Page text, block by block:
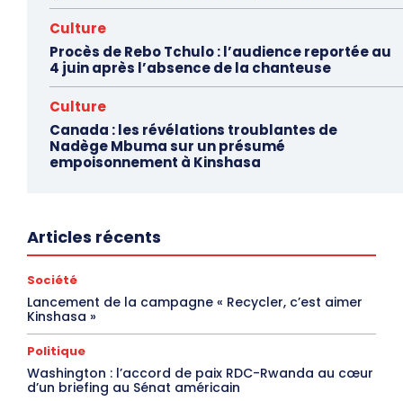
Culture
Procès de Rebo Tchulo : l’audience reportée au
4 juin après l’absence de la chanteuse
Culture
Canada : les révélations troublantes de
Nadège Mbuma sur un présumé
empoisonnement à Kinshasa
Articles récents
Société
Lancement de la campagne « Recycler, c’est aimer
Kinshasa »
Politique
Washington : l’accord de paix RDC-Rwanda au cœur
d’un briefing au Sénat américain